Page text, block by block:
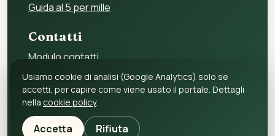
Guida al 5 per mille
Contatti
Modulo contatti
Per gli enti
Per i fornitori
Privacy policy
Usiamo cookie di analisi (Google Analytics) solo se
accetti, per capire come viene usato il portale. Dettagli
nella cookie policy.
Accetta Rifiuta